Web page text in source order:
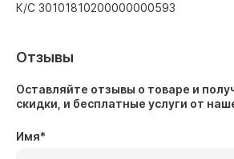
К/С 30101810200000000593
Отзывы
Оставляйте отзывы о товаре и
скидки, и бесплатные услуги от
Имя*